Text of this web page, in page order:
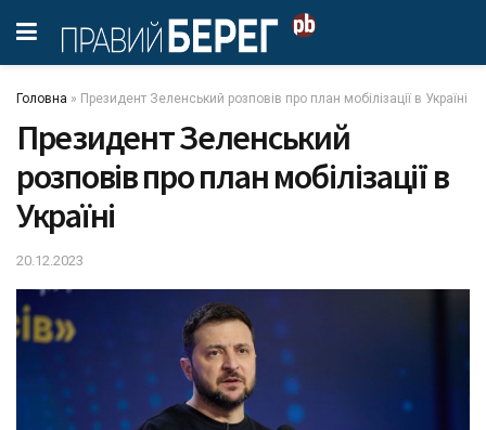
Головна » Президент Зеленський розповів про план мобілізації в Україні
Президент Зеленський
розповів про план мобілізації в
Україні
20.12.2023